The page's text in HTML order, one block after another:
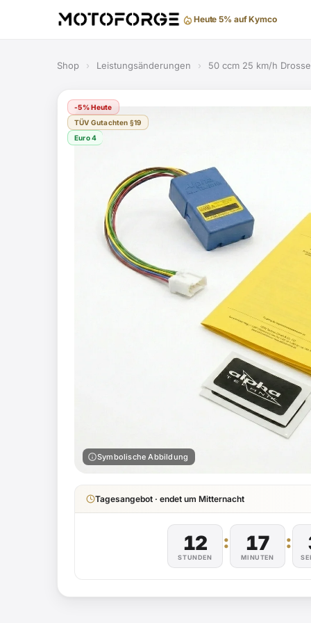
Gratis Versand ab 99 €
Shop › Leistungsänderungen › 50 ccm 25 km/h
-5% Heute
TÜV Gutachten §19
Euro 4
infoSymbolische Abbildung
Tagesangebot · endet um Mitternacht
12
STUNDEN
: 17
MINUTEN
: